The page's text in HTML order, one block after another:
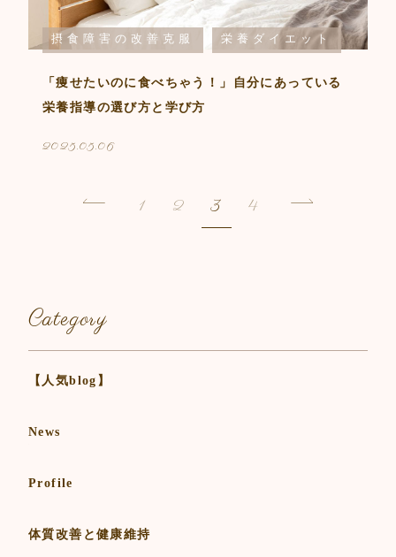
摂食障害の改善克服 栄養ダイエット
「痩せたいのに食べちゃう！」自分にあっている
栄養指導の選び方と学び方
2025.05.06
1 2 3 4
Category
【人気blog】
News
Profile
体質改善と健康維持